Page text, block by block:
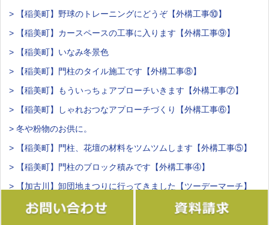
> 【稲美町】野球のトレーニングにどうぞ【外構工事⑩】
> 【稲美町】カースペースの工事に入ります【外構工事⑨】
> 【稲美町】いなみ冬景色
> 【稲美町】門柱のタイル施工です【外構工事⑧】
> 【稲美町】もういっちょアプローチいきます【外構工事⑦】
> 【稲美町】しゃれおつなアプローチづくり【外構工事⑥】
> 冬や粉物のお供に。
> 【稲美町】門柱、花壇の材料をツムツムします【外構工事⑤】
> 【稲美町】門柱のブロック積みです【外構工事④】
> 【加古川】卸団地まつりに行ってきました【ツーデーマーチ】
> 【加古川】明日は卸団地まつり【ツーデーマーチ】